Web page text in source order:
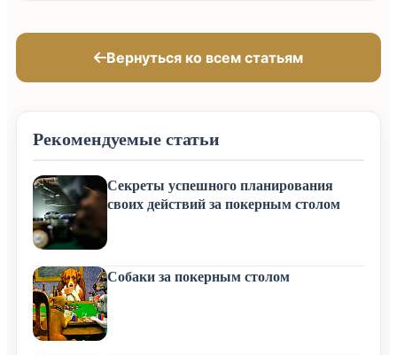
Вернуться ко всем статьям
Рекомендуемые статьи
Секреты успешного планирования
своих действий за покерным столом
Собаки за покерным столом